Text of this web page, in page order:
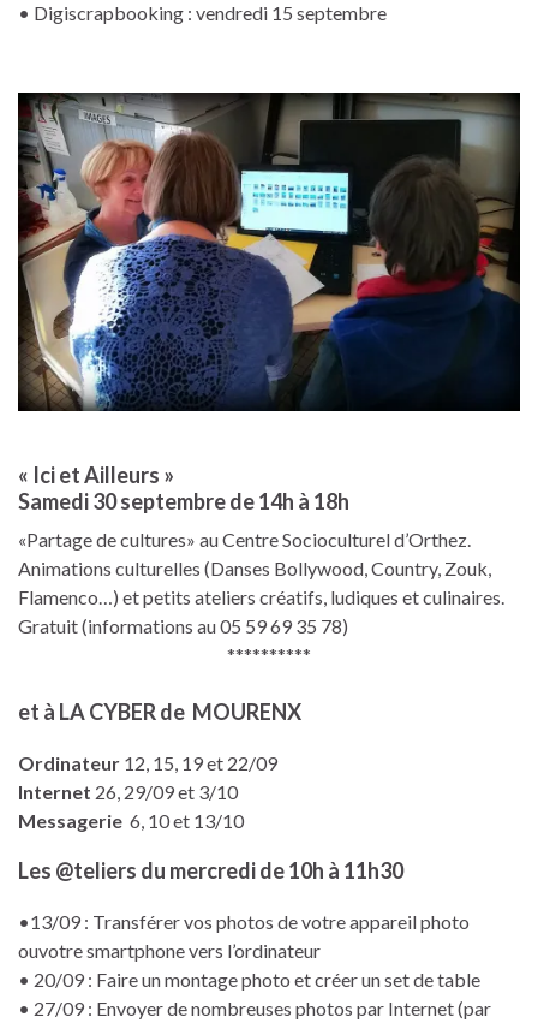
• Digiscrapbooking : vendredi 15 septembre
« Ici et Ailleurs »
Samedi 30 septembre de 14h à 18h
«Partage de cultures» au Centre Socioculturel d’Orthez.
Animations culturelles (Danses Bollywood, Country, Zouk,
Flamenco…) et petits ateliers créatifs, ludiques et culinaires.
Gratuit (informations au 05 59 69 35 78)
**********
et à LA CYBER de MOURENX
Ordinateur 12, 15, 19 et 22/09
Internet 26, 29/09 et 3/10
Messagerie 6, 10 et 13/10
Les @teliers du mercredi de 10h à 11h30
•13/09 : Transférer vos photos de votre appareil photo
ouvotre smartphone vers l’ordinateur
• 20/09 : Faire un montage photo et créer un set de table
• 27/09 : Envoyer de nombreuses photos par Internet (par